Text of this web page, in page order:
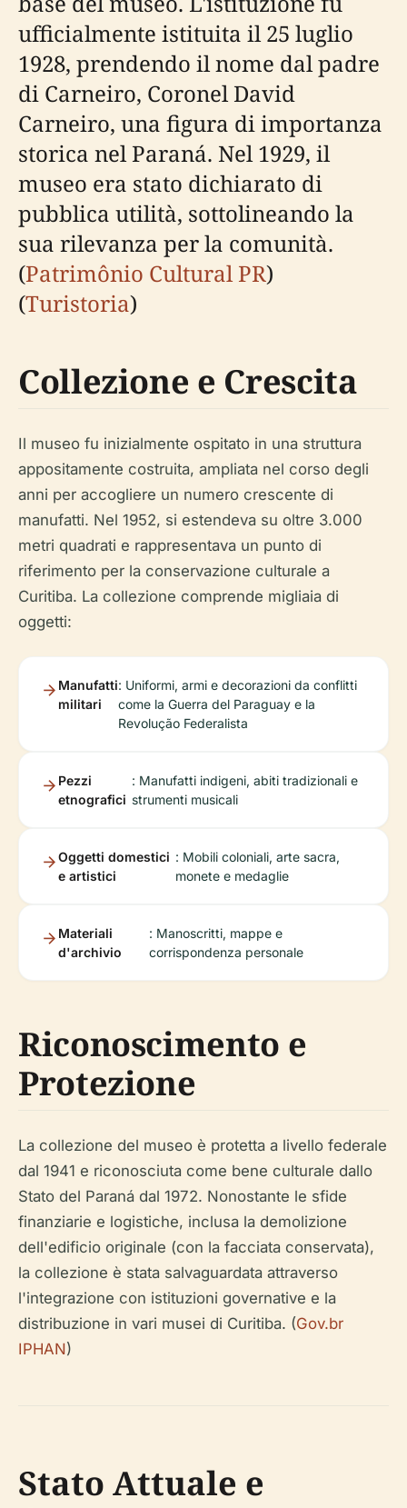
ufficialmente istituita il 25 luglio
1928, prendendo il nome dal padre
di Carneiro, Coronel David
Carneiro, una figura di importanza
storica nel Paraná. Nel 1929, il
museo era stato dichiarato di
pubblica utilità, sottolineando la
sua rilevanza per la comunità.
(Patrimônio Cultural PR)
(Turistoria)
Collezione e Crescita
Il museo fu inizialmente ospitato in una struttura
appositamente costruita, ampliata nel corso degli
anni per accogliere un numero crescente di
manufatti. Nel 1952, si estendeva su oltre 3.000
metri quadrati e rappresentava un punto di
riferimento per la conservazione culturale a
Curitiba. La collezione comprende migliaia di
oggetti:
Manufatti
militari
: Uniformi, armi e decorazioni da conflitti
come la Guerra del Paraguay e la
Revolução Federalista
Pezzi
etnografici
: Manufatti indigeni, abiti tradizionali e
strumenti musicali
Oggetti domestici
e artistici
: Mobili coloniali, arte sacra,
monete e medaglie
Materiali
d'archivio
: Manoscritti, mappe e
corrispondenza personale
Riconoscimento e
Protezione
La collezione del museo è protetta a livello federale
dal 1941 e riconosciuta come bene culturale dallo
Stato del Paraná dal 1972. Nonostante le sfide
finanziarie e logistiche, inclusa la demolizione
dell'edificio originale (con la facciata conservata),
la collezione è stata salvaguardata attraverso
l'integrazione con istituzioni governative e la
distribuzione in vari musei di Curitiba. (Gov.br
IPHAN)
Stato Attuale e